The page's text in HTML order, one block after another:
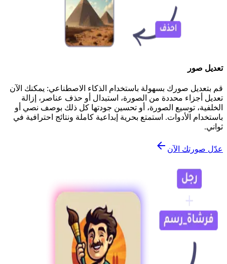
تعديل صور
قم بتعديل صورك بسهولة باستخدام الذكاء الاصطناعي: يمكنك الآن
تعديل أجزاء محددة من الصورة، استبدال أو حذف عناصر، إزالة
الخلفية، توسيع الصورة، أو تحسين جودتها كل ذلك بوصف نصي أو
باستخدام الأدوات. استمتع بحرية إبداعية كاملة ونتائج احترافية في
ثواني.
عدّل صورتك الآن